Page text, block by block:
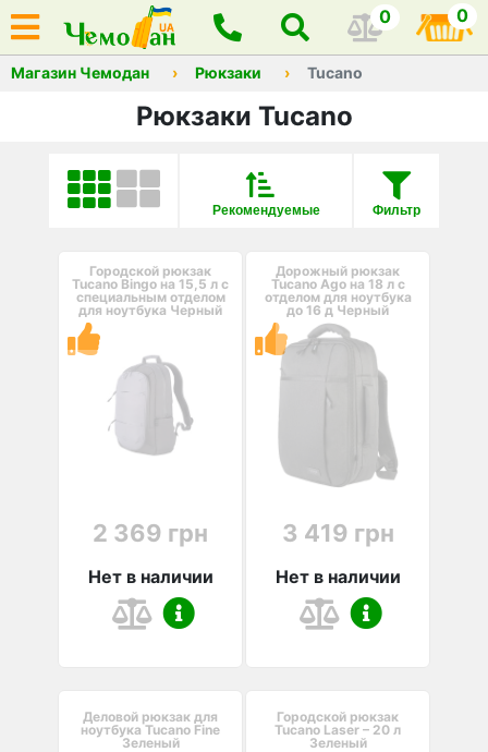
0 0
Магазин Чемодан Рюкзаки Tucano
Рюкзаки Tucano
Фильтр
Рекомендуемые
Городской рюкзак
Tucano Bingo на 15,5 л с
специальным отделом
для ноутбука Черный
2 369 грн
Нет в наличии
Дорожный рюкзак
Tucano Ago на 18 л с
отделом для ноутбука
до 16 д Черный
3 419 грн
Нет в наличии
Деловой рюкзак для
ноутбука Tucano Fine
Зеленый
Городской рюкзак
Tucano Laser – 20 л
Зеленый